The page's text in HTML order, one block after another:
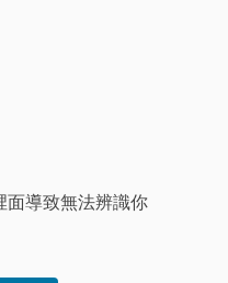
面導致無法辨識你